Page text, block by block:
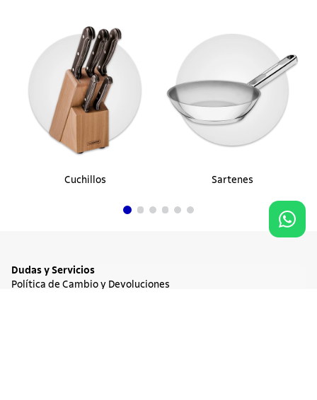
Cuchillos Sartenes
Dudas y Servicios
Política de Cambio y Devoluciones